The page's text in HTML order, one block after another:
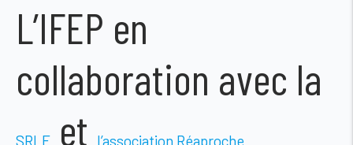
L’IFEP en
collaboration avec la
SRLF et l’association Réaproche